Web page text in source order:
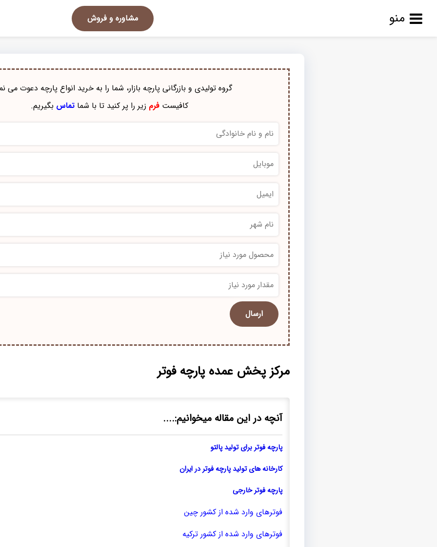
منو مشاوره و فروش
گروه تولیدی و بازرگانی پارچه بازار، شما را به خرید انواع پارچه دعوت می
کافیستفرم زیر را پر کنید تا با شماتماس بگیریم.
*
*
مرکز پخش عمده پارچه فوتر
آنچه در این مقاله میخوانیم:....
پارچه فوتر برای تولید پالتو
کارخانه های تولید پارچه فوتر در ایران
پارچه فوتر خارجی
فوترهای وارد شده از کشور چین
فوترهای وارد شده از کشور ترکیه